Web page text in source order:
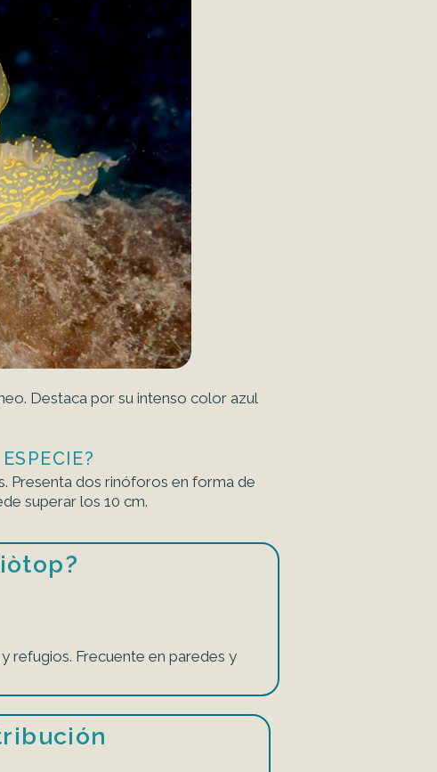
Destaca por su intenso color azul
Presenta dos rinóforos en forma de
superar los 10 cm.
refugios. Frecuente en paredes y